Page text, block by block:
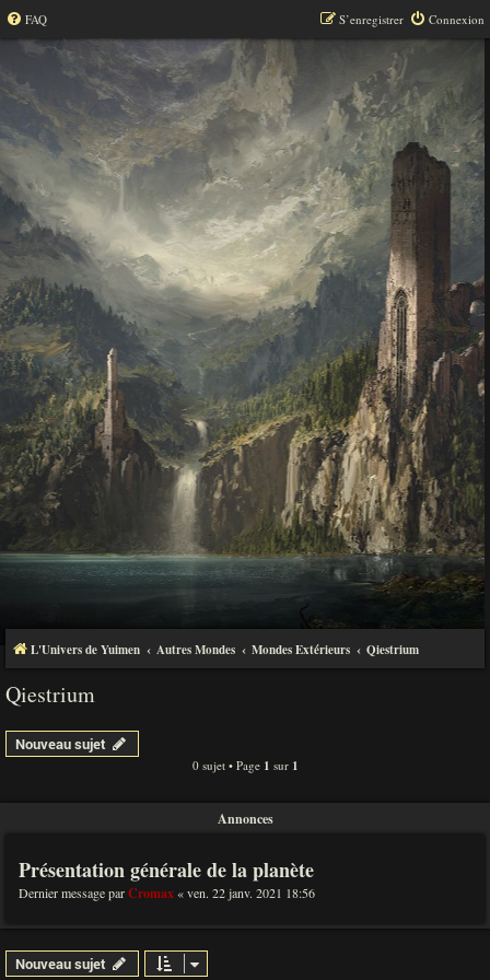
FAQ Connexion
S’enregistrer
L'Univers de Yuimen Autres Mondes Mondes Extérieurs Qiestrium
Qiestrium
Nouveau sujet
0 sujet • Page 1 sur 1
Annonces
Présentation générale de la planète
Dernier message parCromax «ven. 22 janv. 2021 18:56
Nouveau sujet